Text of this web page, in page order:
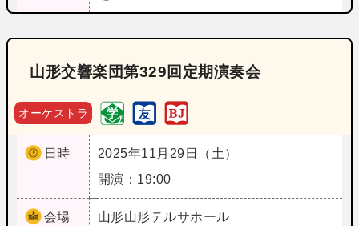
山形交響楽団第329回定期演奏会
オーケストラ
日時
2025年11月29日（土）
開演：19:00
会場 山形山形テルサホール